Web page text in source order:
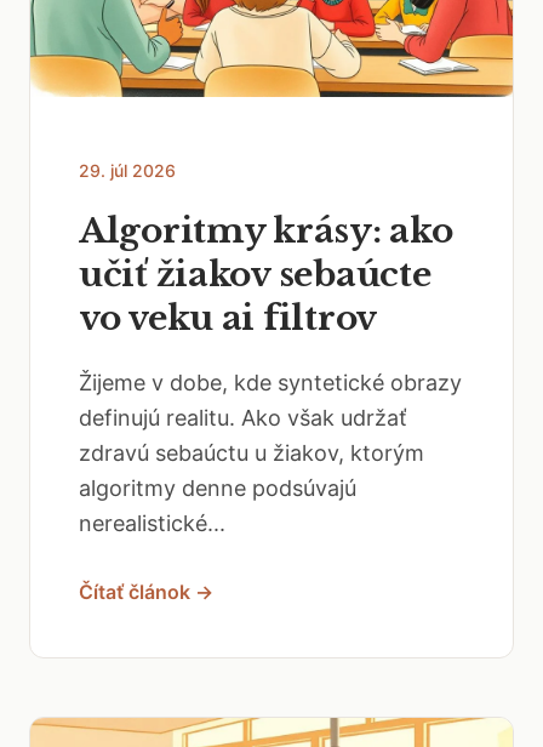
29. júl 2026
Algoritmy krásy: ako
učiť žiakov sebaúcte
vo veku ai filtrov
Žijeme v dobe, kde syntetické obrazy
definujú realitu. Ako však udržať
zdravú sebaúctu u žiakov, ktorým
algoritmy denne podsúvajú
nerealistické...
Čítať článok →